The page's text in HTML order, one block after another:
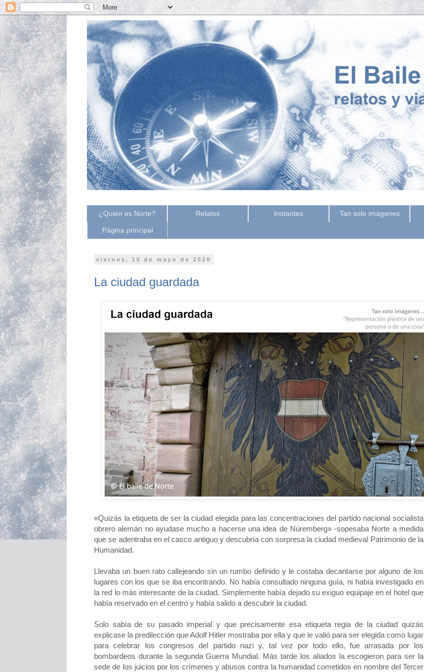
¿Quién es Norte? Relatos Instantes Tan solo imágenes
Página principal
viernes, 15 de mayo de 2020
La ciudad guardada
«Quizás la etiqueta de ser la ciudad elegida para las concentraciones del partido nacional socialista
obrero alemán no ayudase mucho a hacerse una idea de Núremberg» -sopesaba Norte a medida
que se adentraba en el casco antiguo y descubría con sorpresa la ciudad medieval Patrimonio de la
Humanidad.
Llevaba un buen rato callejeando sin un rumbo definido y le costaba decantarse por alguno de los
lugares con los que se iba encontrando. No había consultado ninguna guía, ni había investigado en
la red lo más interesante de la ciudad. Simplemente había dejado su exiguo equipaje en el hotel que
había reservado en el centro y había salido a descubrir la ciudad.
Solo sabía de su pasado imperial y que precisamente esa etiqueta regia de la ciudad quizás
explicase la predilección que Adolf Hitler mostraba por ella y que le valió para ser elegida como lugar
para celebrar los congresos del partido nazi y, tal vez por todo ello, fue arrasada por los
bombardeos durante la segunda Guerra Mundial. Más tarde los aliados la escogieron para ser la
sede de los juicios por los crímenes y abusos contra la humanidad cometidos en nombre del Tercer